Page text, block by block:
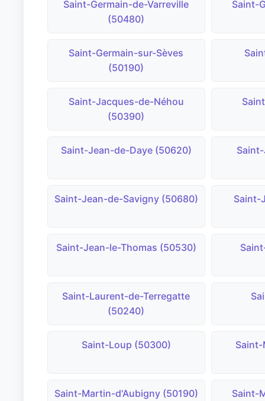
Saint-Germain-de-Varreville
(50480)
Saint-
Saint-Germain-sur-Sèves
(50190)
Saint-Jacques-de-Néhou
(50390)
Saint-Jean-de-Daye (50620)
Saint-Jean-de-Savigny (50680) Saint-
Saint-Jean-le-Thomas (50530)
Saint-Laurent-de-Terregatte
(50240)
Saint-Loup (50300)
Saint-Martin-d'Aubigny (50190) Saint-